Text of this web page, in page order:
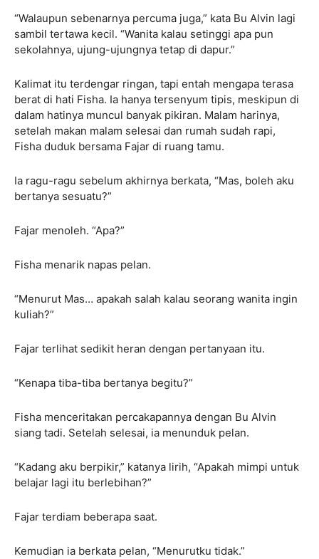
“Walaupun sebenarnya percuma juga,” kata Bu Alvin lagi
sambil tertawa kecil. “Wanita kalau setinggi apa pun
sekolahnya, ujung-ujungnya tetap di dapur.”
Kalimat itu terdengar ringan, tapi entah mengapa terasa
berat di hati Fisha. Ia hanya tersenyum tipis, meskipun di
dalam hatinya muncul banyak pikiran. Malam harinya,
setelah makan malam selesai dan rumah sudah rapi,
Fisha duduk bersama Fajar di ruang tamu.
Ia ragu-ragu sebelum akhirnya berkata, “Mas, boleh aku
bertanya sesuatu?”
Fajar menoleh. “Apa?”
Fisha menarik napas pelan.
“Menurut Mas… apakah salah kalau seorang wanita ingin
kuliah?”
Fajar terlihat sedikit heran dengan pertanyaan itu.
“Kenapa tiba-tiba bertanya begitu?”
Fisha menceritakan percakapannya dengan Bu Alvin
siang tadi. Setelah selesai, ia menunduk pelan.
“Kadang aku berpikir,” katanya lirih, “Apakah mimpi untuk
belajar lagi itu berlebihan?”
Fajar terdiam beberapa saat.
Kemudian ia berkata pelan, “Menurutku tidak.”